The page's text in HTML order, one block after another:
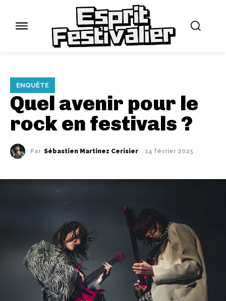
ENQUÊTE
Quel avenir pour le
rock en festivals ?
Par Sébastien Martinez Cerisier 14 février 2025